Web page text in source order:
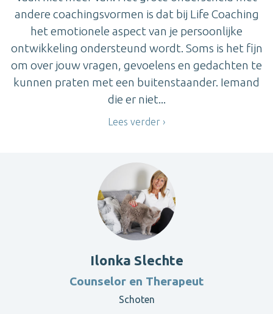
andere coachingsvormen is dat bij Life Coaching
het emotionele aspect van je persoonlijke
ontwikkeling ondersteund wordt. Soms is het fijn
om over jouw vragen, gevoelens en gedachten te
kunnen praten met een buitenstaander. Iemand
die er niet...
Lees verder
Ilonka Slechte
Counselor en Therapeut
Schoten